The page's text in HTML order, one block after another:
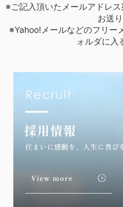
※ご記入頂いたメールアドレ
お送
※Yahoo!メールなどのフリー
ォルダに入